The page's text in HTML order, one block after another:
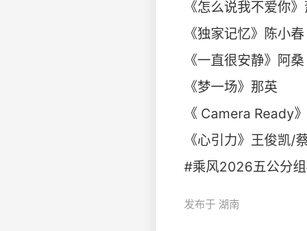
《怎么说我不爱你
《独家记忆》陈小春
《一直很安静》阿桑
《梦一场》那英
《 Camera Ready
《心引力》王俊凯/
#乘风2026五公分组
发布于 湖南